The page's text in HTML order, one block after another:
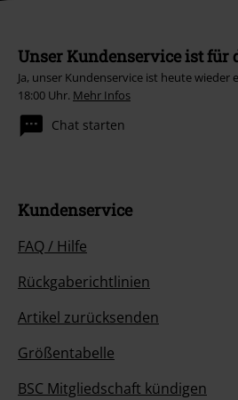
Unser Kundenservice ist für
Ja, unser Kundenservice ist heute wieder
18:00 Uhr. Mehr Infos
Chat starten
Kundenservice
FAQ / Hilfe
Rückgaberichtlinien
Artikel zurücksenden
Größentabelle
BSC Mitgliedschaft kündigen